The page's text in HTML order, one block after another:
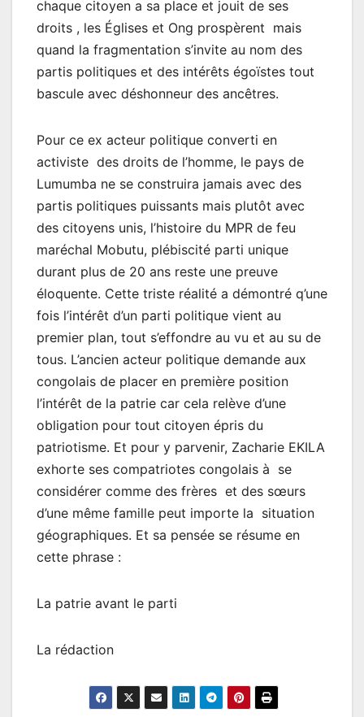
chaque citoyen a sa place et jouit de ses
droits , les Églises et Ong prospèrent mais
quand la fragmentation s’invite au nom des
partis politiques et des intérêts égoïstes tout
bascule avec déshonneur des ancêtres.
Pour ce ex acteur politique converti en
activiste des droits de l’homme, le pays de
Lumumba ne se construira jamais avec des
partis politiques puissants mais plutôt avec
des citoyens unis, l’histoire du MPR de feu
maréchal Mobutu, plébiscité parti unique
durant plus de 20 ans reste une preuve
éloquente. Cette triste réalité a démontré q’une
fois l’intérêt d’un parti politique vient au
premier plan, tout s’effondre au vu et au su de
tous. L’ancien acteur politique demande aux
congolais de placer en première position
l’intérêt de la patrie car cela relève d’une
obligation pour tout citoyen épris du
patriotisme. Et pour y parvenir, Zacharie EKILA
exhorte ses compatriotes congolais à se
considérer comme des frères et des sœurs
d’une même famille peut importe la situation
géographiques. Et sa pensée se résume en
cette phrase :
La patrie avant le parti
La rédaction